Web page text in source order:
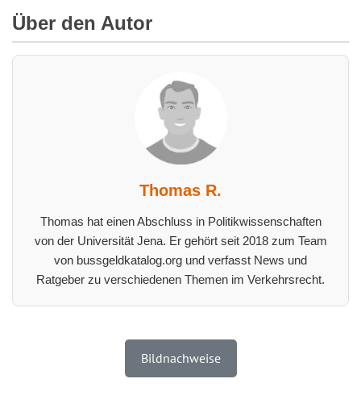
Über den Autor
Thomas R.
Thomas hat einen Abschluss in Politikwissenschaften
von der Universität Jena. Er gehört seit 2018 zum Team
von bussgeldkatalog.org und verfasst News und
Ratgeber zu verschiedenen Themen im Verkehrsrecht.
Bildnachweise